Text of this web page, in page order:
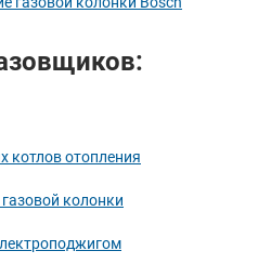
котлов отопления
колонки